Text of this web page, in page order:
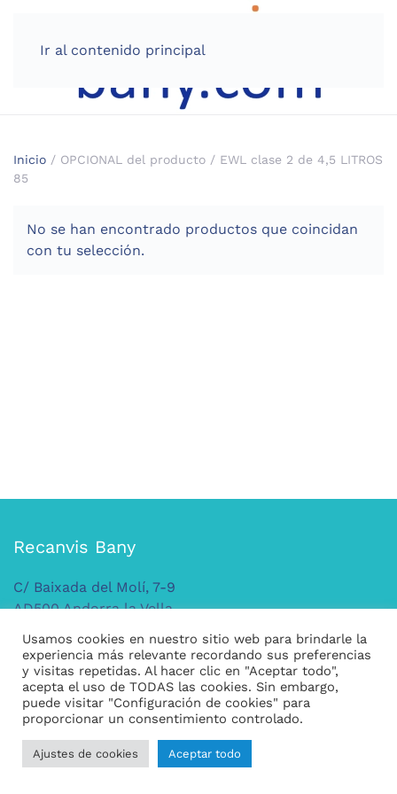
Ir al contenido principal
Inicio / OPCIONAL del producto / EWL clase 2 de 4,5 LITROS
85
No se han encontrado productos que coincidan
con tu selección.
Recanvis Bany
C/ Baixada del Molí, 7-9
AD500 Andorra la Vella
Tel: +376 379 149
Legal
Condiciones generales de compra
Usamos cookies en nuestro sitio web para brindarle la
experiencia más relevante recordando sus preferencias
y visitas repetidas. Al hacer clic en "Aceptar todo",
acepta el uso de TODAS las cookies. Sin embargo,
puede visitar "Configuración de cookies" para
proporcionar un consentimiento controlado.
Ajustes de cookies Aceptar todo